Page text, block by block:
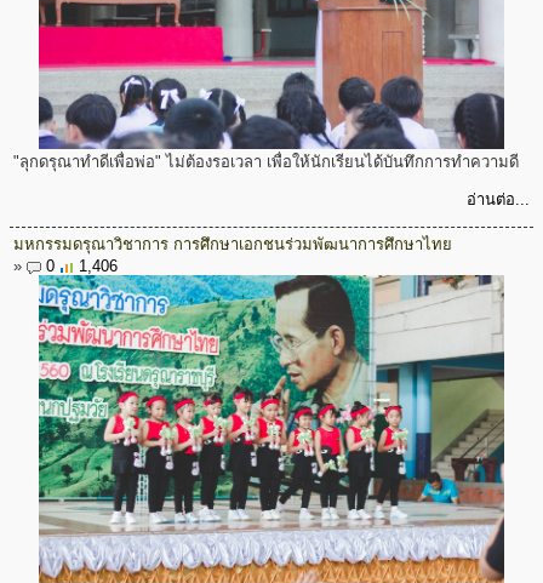
"ลุกดรุณาทำดีเพื่อพ่อ" ไม่ต้องรอเวลา เพื่อให้นักเรียนได้บันทึกการทำความดี
อ่านต่อ...
มหกรรมดรุณาวิชาการ การศึกษาเอกชนร่วมพัฒนาการศึกษาไทย
»
0 1,406